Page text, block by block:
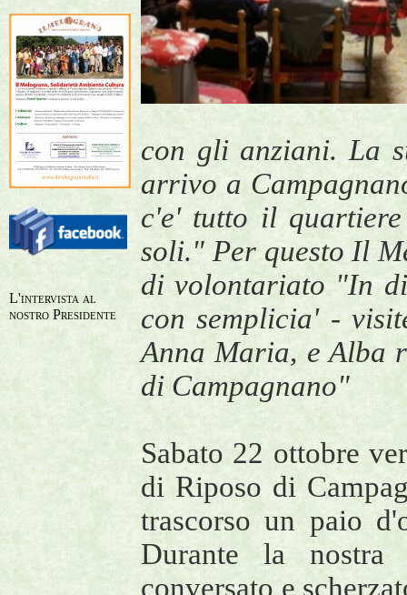
L'intervista al
nostro Presidente
con gli anziani. La
arrivo a
c'e' tutto il
soli." Per questo Il
di volontariato "In
con semplicia' -
Anna Maria, e Alba
di Campagnano"
Sabato 22 ottobre
di Riposo di
trascorso un paio
Durante la nostra
conversato e